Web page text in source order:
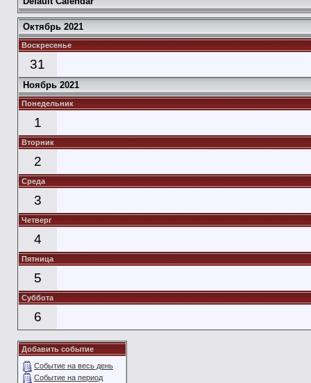
Октябрь 2021
Воскресенье
31
Ноябрь 2021
Понедельник
1
Вторник
2
Среда
3
Четверг
4
Пятница
5
Суббота
6
Добавить событие
Событие на весь день
Событие на период